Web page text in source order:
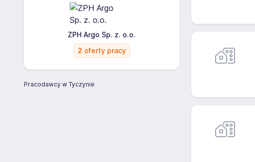
ZPH Argo Sp. z. o.o.
2 oferty pracy
Pracodawcy w Tyczynie